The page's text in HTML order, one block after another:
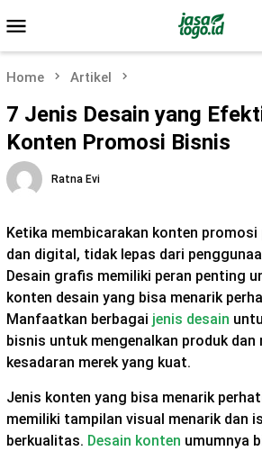
to
contentMenu
Home Artikel
7 Jenis Desain yang
Konten Promosi Bisnis
Ratna Evi
Ketika membicarakan konten promosi
dan digital, tidak lepas dari
Desain grafis memiliki peran penting
konten desain yang bisa menarik
Manfaatkan berbagai jenis desain
bisnis untuk mengenalkan produk dan
kesadaran merek yang kuat.
Jenis konten yang bisa menarik
memiliki tampilan visual menarik dan
berkualitas. Desain konten umumnya